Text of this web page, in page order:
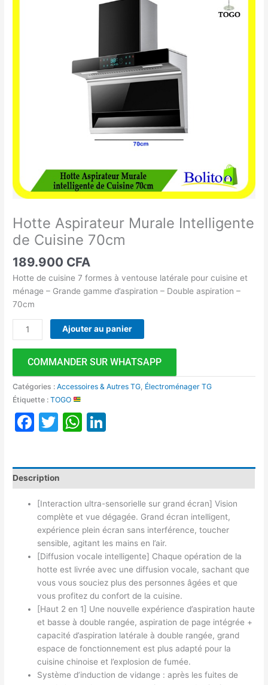
Hotte Aspirateur Murale Intelligente
de Cuisine 70cm
189.900 CFA
Hotte de cuisine 7 formes à ventouse latérale pour cuisine et
ménage – Grande gamme d’aspiration – Double aspiration –
70cm
Ajouter au panier
COMMANDER SUR WHATSAPP
Catégories :Accessoires & Autres TG Électroménager TG
Étiquette :TOGO
Facebook
TwitterWhatsApp
Description
[Interaction ultra-sensorielle sur grand écran] Vision
complète et vue dégagée. Grand écran intelligent,
expérience plein écran sans interférence, toucher
sensible, agitant les mains en l’air.
[Diffusion vocale intelligente] Chaque opération de la
hotte est livrée avec une diffusion vocale, sachant que
vous vous souciez plus des personnes âgées et que
vous profitez du confort de la cuisine.
[Haut 2 en 1] Une nouvelle expérience d’aspiration haute
et basse à double rangée, aspiration de page intégrée +
capacité d’aspiration latérale à double rangée, grand
espace de fonctionnement est plus adapté pour la
cuisine chinoise et l’explosion de fumée.
Système d’induction de vidange : après les fuites de